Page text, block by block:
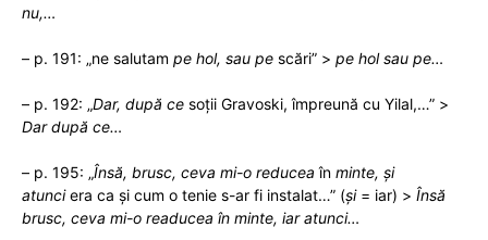
nu,…
– p. 191: „ne salutam pe hol, sau pe scări” > pe hol sau pe…
– p. 192: „Dar, după ce soții Gravoski, împreună cu Yilal,…” >
Dar după ce…
– p. 195: „Însă, brusc, ceva mi-o reducea în minte, și
atunciera ca și cum o tenie s-ar fi instalat…” (și= iar) > Însă
brusc, ceva mi-o readucea în minte, iar atunci…